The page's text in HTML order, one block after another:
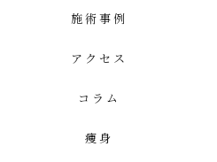
施術事例
アクセス
コラム
痩身